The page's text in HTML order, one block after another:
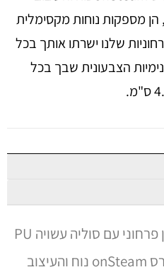
האנטומי המוכר של Sanita, הן מספקות נוחות מקסימלית
שלנו ישרתו אותך בכל
הצבעונית שבך בכל
כפכפי סניטה FREYA בסגנון פרחוני עם סוליה עשויה PU
ורפידה רכה במיוחד עם מדרס onSteam נוח והעיצוב